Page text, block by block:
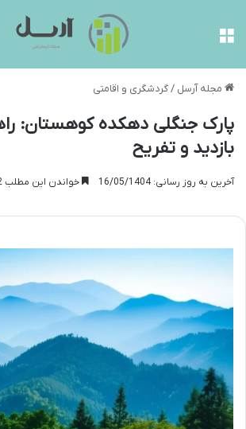
مجله آرسل /گردشگری و اقامتی
پارک جنگلی دهکده کوهستان:
بازدید و تفریح
آخرین به روز رسانی: 16/05/1404 خواندن این مطلب 12 دقیقه زمان میبرد